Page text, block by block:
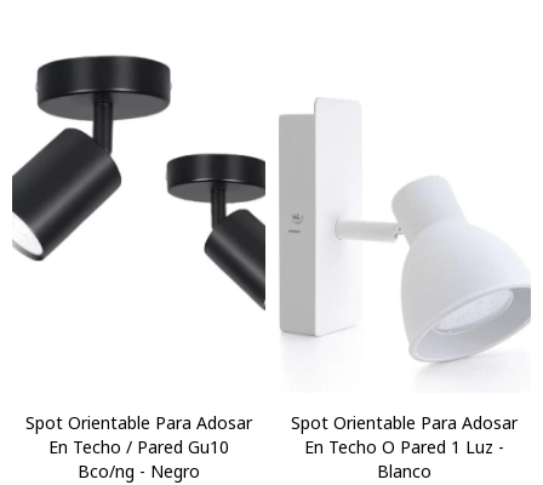
Spot Orientable Para Adosar
En Techo / Pared Gu10
Bco/ng - Negro
Spot Orientable Para Adosar
En Techo O Pared 1 Luz -
Blanco